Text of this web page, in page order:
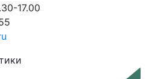
17.00